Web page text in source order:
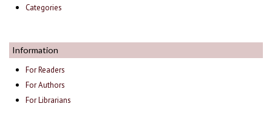
Categories
Information
For Readers
For Authors
For Librarians